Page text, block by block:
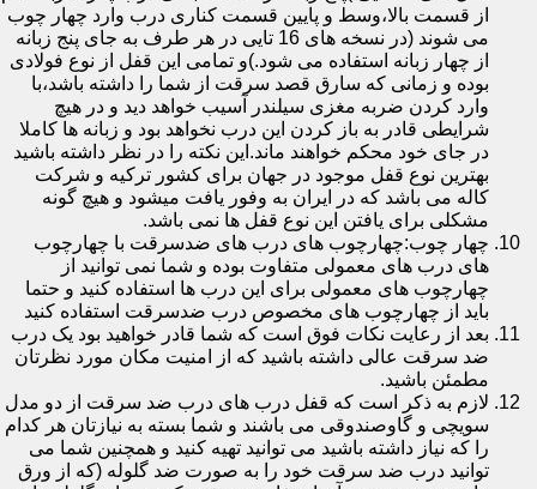
از قسمت بالا،وسط و پایین قسمت کناری درب وارد چهار چوب
می شوند (در نسخه های 16 تایی در هر طرف به جای پنج زبانه
از چهار زبانه استفاده می شود.)و تمامی این قفل از نوع فولادی
بوده و زمانی که سارق قصد سرقت از شما را داشته باشد،با
وارد کردن ضربه مغزی سیلندر آسیب خواهد دید و در هیچ
شرایطی قادر به باز کردن این درب نخواهد بود و زبانه ها کاملا
در جای خود محکم خواهند ماند.این نکته را در نظر داشته باشید
بهترین نوع قفل موجود در جهان برای کشور ترکیه و شرکت
کاله می باشد که در ایران به وفور یافت میشود و هیچ گونه
مشکلی برای یافتن این نوع قفل ها نمی باشد.
چهار چوب:چهارچوب های درب های ضدسرقت با چهارچوب
های درب های معمولی متفاوت بوده و شما نمی توانید از
چهارچوب های معمولی برای این درب ها استفاده کنید و حتما
باید از چهارچوب های مخصوص درب ضدسرقت استفاده کنید
بعد از رعایت نکات فوق است که شما قادر خواهید بود یک درب
ضد سرقت عالی داشته باشید که از امنیت مکان مورد نظرتان
مطمئن باشید.
لازم به ذکر است که قفل درب های درب ضد سرقت از دو مدل
سویچی و گاوصندوقی می باشند و شما بسته به نیازتان هر کدام
را که نیاز داشته باشید می توانید تهیه کنید و همچنین شما می
توانید درب ضد سرقت خود را به صورت ضد گلوله (که از ورق